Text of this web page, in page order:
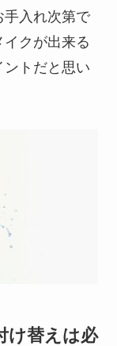
手入れ次第で
クが出来る
トだと思い
け替えは必